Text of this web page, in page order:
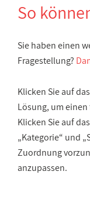
So
Sie haben einen
Fragestellung?
Klicken Sie auf
Lösung, um
Klicken Sie auf
„Kategorie“ und
Zuordnung
anzupassen.